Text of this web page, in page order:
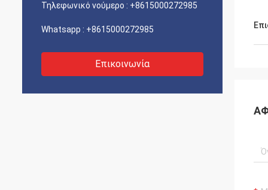
Τηλεφωνικό νούμερο : +8615000272985
Whatsapp : +8615000272985
Επικοινωνία